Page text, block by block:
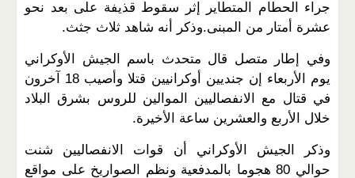
جراء الحطام المتطاير إثر سقوط قذيفة على بعد نحو
عشرة أمتار من المبنى.وذكر أنه شاهد ثلاث جثث.
وفي إطار متصل قال متحدث باسم الجيش الأوكراني
يوم الأربعاء إن جنديين أوكرانيين قتلا وأصيب 18 آخرون
في قتال مع الانفصاليين الموالين للروس بشرق البلاد
خلال الأربع والعشرين ساعة الأخيرة.
وذكر الجيش الأوكراني أن قوات الانفصاليين شنت
حوالي 80 هجوما بالمدفعية ونظم الصواريخ على مواقع